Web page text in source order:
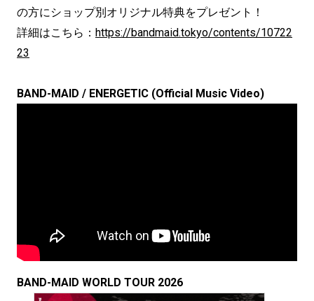
の方にショップ別オリジナル特典をプレゼント！
詳細はこちら： https://bandmaid.tokyo/contents/10722
23
BAND-MAID / ENERGETIC (Official Music Video)
BAND-MAID WORLD TOUR 2026